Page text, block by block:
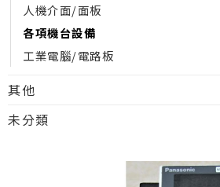
人機介面/面板
各項機台設備
工業電腦/電路板
其他
未分類